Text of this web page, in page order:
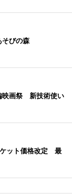
そびの森
映画祭 新技術使い
ケット価格改定 最